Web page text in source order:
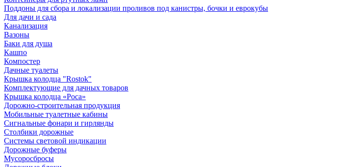
Поддоны для сбора и локализации проливов под канистры, бочки и еврокубы
Для дачи и сада
Канализация
Вазоны
Баки для душа
Кашпо
Компостер
Дачные туалеты
Крышка колодца "Rostok"
Комплектующие для дачных товаров
Крышка колодца «Роса»
Дорожно-строительная продукция
Мобильные туалетные кабины
Сигнальные фонари и гирлянды
Столбики дорожные
Системы световой индикации
Дорожные буферы
Мусоросбросы